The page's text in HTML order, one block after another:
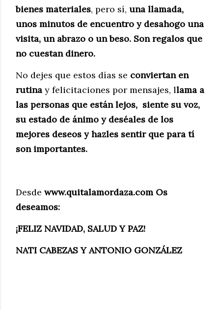
bienes materiales, pero sí, una llamada,
unos minutos de encuentro y desahogo una
visita, un abrazo o un beso. Son regalos que
no cuestan dinero.
No dejes que estos días se conviertan en
rutina y felicitaciones por mensajes, llama a
las personas que están lejos, siente su voz,
su estado de ánimo y deséales de los
mejores deseos y hazles sentir que para tí
son importantes.
Desde www.quitalamordaza.com Os
deseamos:
¡FELIZ NAVIDAD, SALUD Y PAZ!
NATI CABEZAS Y ANTONIO GONZÁLEZ